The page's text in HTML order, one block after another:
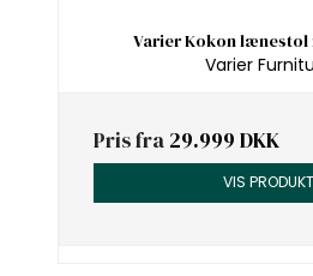
Varier Kokon lænestol
Varier
Pris fra 29.999 DKK
VIS PRODUKT